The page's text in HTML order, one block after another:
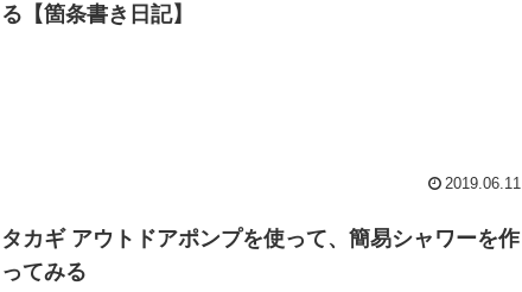
る【箇条書き日記】
2019.06.11
タカギ アウトドアポンプを使って、簡易シャワーを作
ってみる